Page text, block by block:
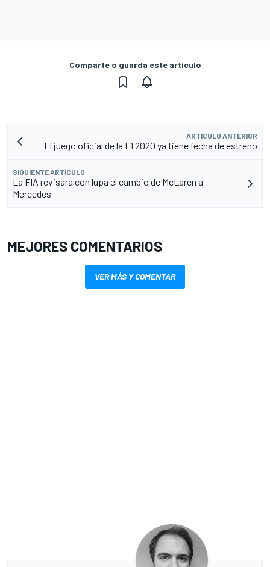
Comparte o guarda este artículo
ARTÍCULO ANTERIOR
El juego oficial de la F1 2020 ya tiene fecha de estreno
SIGUIENTE ARTÍCULO
La FIA revisará con lupa el cambio de McLaren a
Mercedes
MEJORES COMENTARIOS
VER MÁS Y COMENTAR